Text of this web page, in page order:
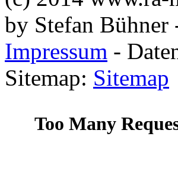
by Stefan
Impressum -
Sitemap: Sitemap